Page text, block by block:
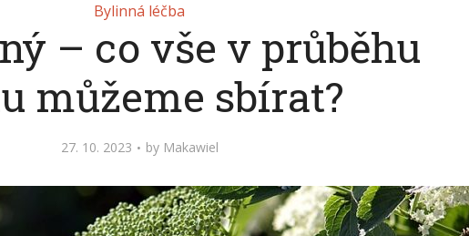
Bylinná léčba
– co vše v průběhu
můžeme sbírat?
27. 10. 2023 by Makawiel